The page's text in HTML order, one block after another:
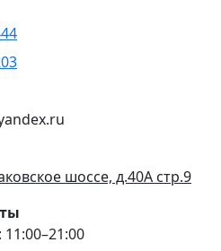
шоссе, д.40А стр.9